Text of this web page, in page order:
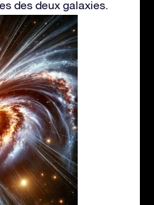
des deux galaxies.